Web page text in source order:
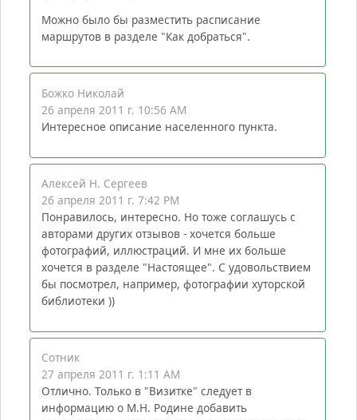
Можно было бы разместить расписание
маршрутов в разделе "Как добраться".
Божко Николай
26 апреля 2011 г. 10:56 AM
Интересное описание населенного пункта.
Алексей Н. Сергеев
26 апреля 2011 г. 7:42 PM
Понравилось, интересно. Но тоже соглашусь с
авторами других отзывов - хочется больше
фотографий, иллюстраций. И мне их больше
хочется в разделе "Настоящее". С удовольствием
бы посмотрел, например, фотографии хуторской
библиотеки ))
Сотник
27 апреля 2011 г. 1:11 AM
Отлично. Только в "Визитке" следует в
информацию о М.Н. Родине добавить